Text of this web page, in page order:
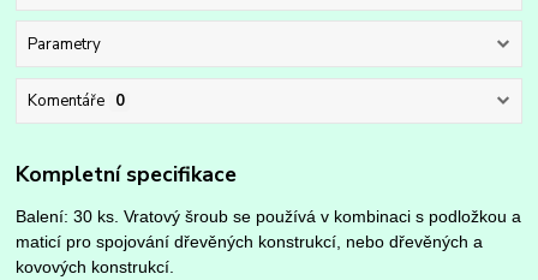
Parametry
Komentáře 0
Kompletní specifikace
Balení: 30 ks. Vratový šroub se používá v kombinaci s podložkou a
maticí pro spojování dřevěných konstrukcí, nebo dřevěných a
kovových konstrukcí.